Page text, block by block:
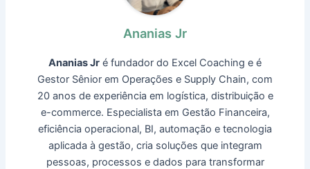
Ananias Jr
Ananias Jr é fundador do Excel Coaching e é
Gestor Sênior em Operações e Supply Chain, com
20 anos de experiência em logística, distribuição e
e-commerce. Especialista em Gestão Financeira,
eficiência operacional, BI, automação e tecnologia
aplicada à gestão, cria soluções que integram
pessoas, processos e dados para transformar